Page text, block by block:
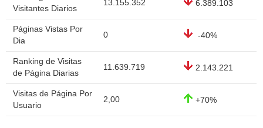
Visitantes Diarios
13.155.352 6.389.103
Páginas Vistas Por
Dia
0 -40%
Ranking de Visitas
de Página Diarias
11.639.719 2.143.221
Visitas de Página Por
Usuario
2,00 +70%